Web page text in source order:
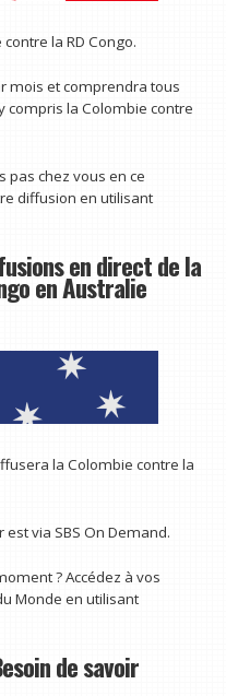
la RD Congo.
mois et comprendra tous
compris la Colombie contre
pas chez vous en ce
diffusion en utilisant
en direct de la
en Australie
la Colombie contre la
via SBS On Demand.
? Accédez à vos
Monde en utilisant
de savoir